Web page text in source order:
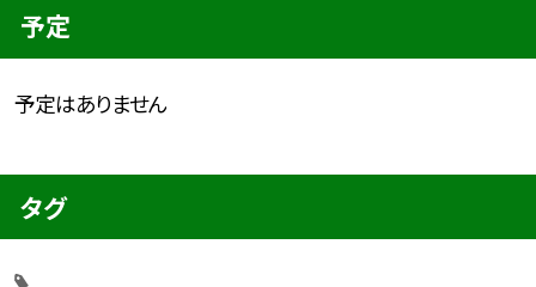
予定
予定はありません
タグ